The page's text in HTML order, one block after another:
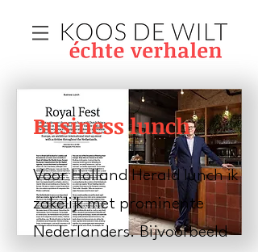
Business lunch
Voor Holland Herald lunch ik
zakelijk met prominente
Nederlanders. Bijvoorbeeld